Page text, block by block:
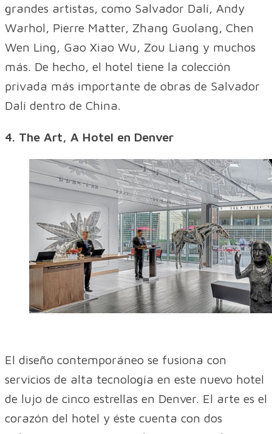
grandes artistas, como Salvador Dalí, Andy
Warhol, Pierre Matter, Zhang Guolang, Chen
Wen Ling, Gao Xiao Wu, Zou Liang y muchos
más. De hecho, el hotel tiene la colección
privada más importante de obras de Salvador
Dalí dentro de China.
4. The Art, A Hotel en Denver
El diseño contemporáneo se fusiona con
servicios de alta tecnología en este nuevo hotel
de lujo de cinco estrellas en Denver. El arte es el
corazón del hotel y éste cuenta con dos